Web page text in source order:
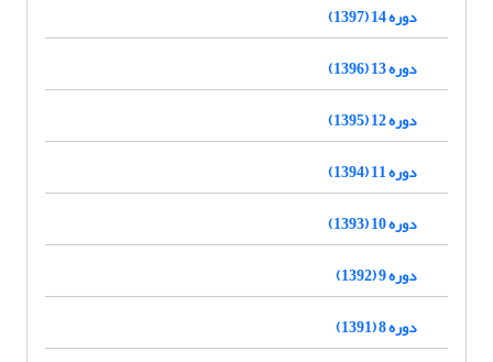
دوره 14 (1397)
دوره 13 (1396)
دوره 12 (1395)
دوره 11 (1394)
دوره 10 (1393)
دوره 9 (1392)
دوره 8 (1391)